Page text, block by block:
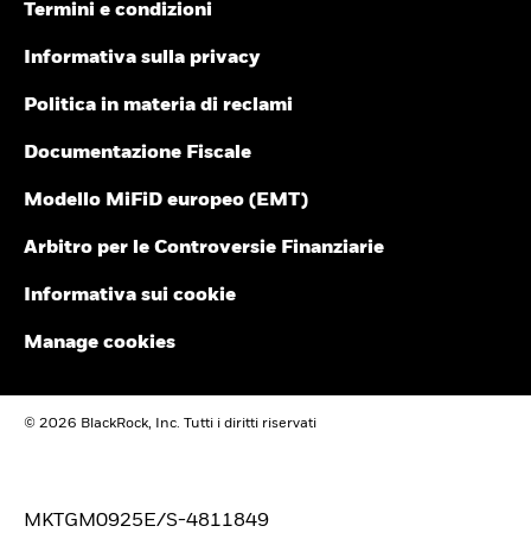
Termini e condizioni
Informativa sulla privacy
Politica in materia di reclami
Documentazione Fiscale
Modello MiFiD europeo (EMT)
Arbitro per le Controversie Finanziarie
Informativa sui cookie
Manage cookies
© 2026 BlackRock, Inc. Tutti i diritti riservati
MKTGM0925E/S-4811849